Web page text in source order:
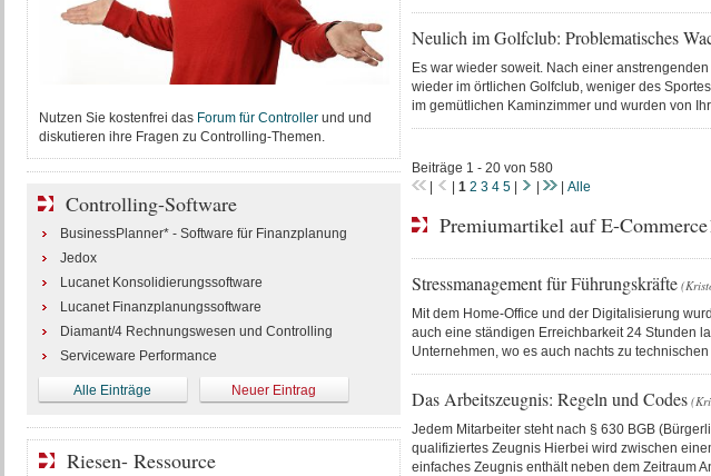
Neulich im Golfclub: Problematisches
Es war wieder soweit. Nach einer
wieder im örtlichen Golfclub, weniger des
im gemütlichen Kaminzimmer und wurden von
Beiträge 1 - 20 von 580
|
1 2 3 4 5| | Alle
Premiumartikel auf E-
Stressmanagement für Führungskräfte
Mit dem Home-Office und der Digitalisierung
auch eine ständigen Erreichbarkeit 24 Stunden
Unternehmen, wo es auch nachts zu
Das Arbeitszeugnis: Regeln und Codes
Jedem Mitarbeiter steht nach § 630 BGB
qualifiziertes Zeugnis Hierbei wird zwischen
einfaches Zeugnis enthält neben dem Zeitraum
Nutzen Sie kostenfrei das Forum für Controllerund und
diskutieren ihre Fragen zu Controlling-Themen.
Controlling-Software
BusinessPlanner* - Software für Finanzplanung
Jedox
Lucanet Konsolidierungssoftware
Lucanet Finanzplanungssoftware
Diamant/4 Rechnungswesen und Controlling
Serviceware Performance
Alle Einträge Neuer Eintrag
Riesen- Ressource